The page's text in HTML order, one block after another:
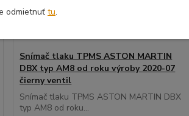
Snímač tlaku TPMS ASTON MARTIN
DBX typ AM8 od roku výroby 2020-07
čierny ventil
Snímač tlaku TPMS ASTON MARTIN DBX
typ AM8 od roku...
odmietnuť tu.